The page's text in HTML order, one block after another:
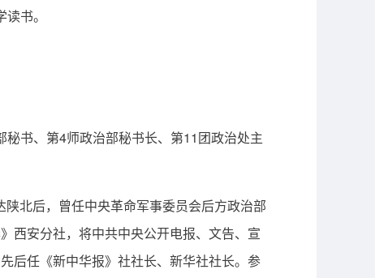
书。
书、第4师政治部秘书长、第11团政治处主
北后，曾任中央革命军事委员会后方政治部
西安分社，将中共中央公开电报、文告、宣
后任《新中华报》社社长、新华社社长。参